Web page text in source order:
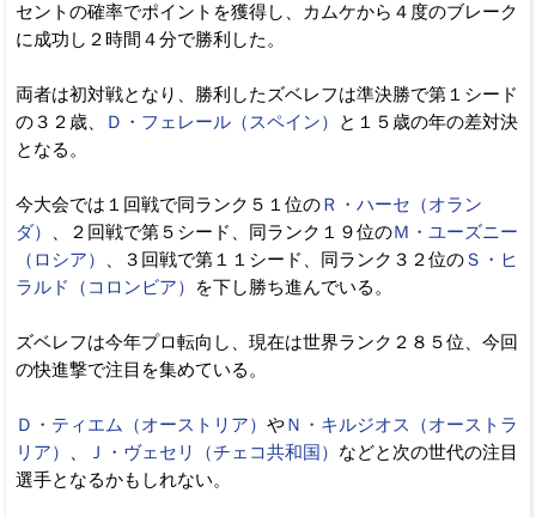
セントの確率でポイントを獲得し、カムケから４度のブレーク
に成功し２時間４分で勝利した。
両者は初対戦となり、勝利したズベレフは準決勝で第１シード
の３２歳、
Ｄ・フェレール（スペイン）
と１５歳の年の差対決
となる。
今大会では１回戦で同ランク５１位のＲ・ハーセ（オラン
ダ）
、２回戦で第５シード、同ランク１９位のＭ・ユーズニー
（ロシア）
、３回戦で第１１シード、同ランク３２位のＳ・ヒ
ラルド（コロンビア）
を下し勝ち進んでいる。
ズベレフは今年プロ転向し、現在は世界ランク２８５位、今回
の快進撃で注目を集めている。
Ｄ・ティエム（オーストリア） やＮ・キルジオス（オーストラ
リア）
Ｊ・ヴェセリ（チェコ共和国） などと次の世代の注目
選手となるかもしれない。